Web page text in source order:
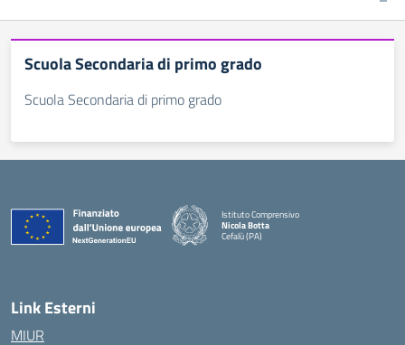
Scuola Secondaria di primo grado
Scuola Secondaria di primo grado
Istituto Comprensivo
Nicola Botta
Cefalù (PA)
Link Esterni
MIUR